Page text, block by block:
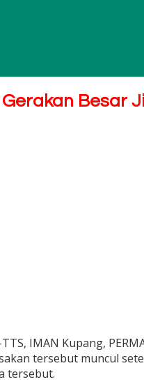
Besar
IMAN Kupang,
tersebut muncul
tersebut.